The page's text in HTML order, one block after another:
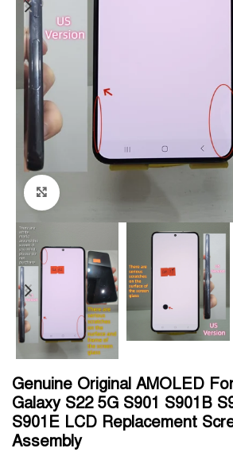
Click to enlarge
Genuine Original AMOLED
Galaxy S22 5G S901 S901B
S901E LCD Replacement
Assembly